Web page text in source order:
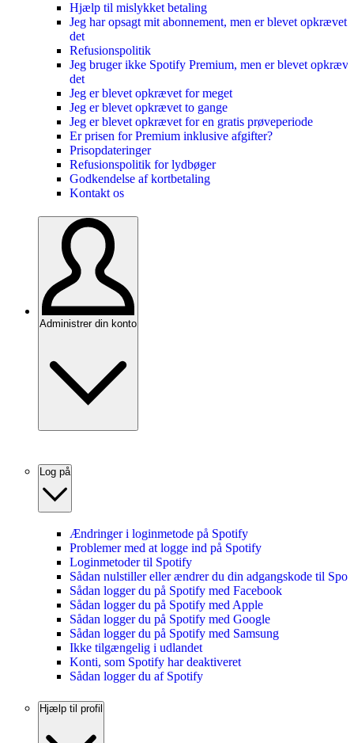
Hjælp til mislykket betaling
Jeg har opsagt mit abonnement, men er blevet opkrævet
det
Refusionspolitik
Jeg bruger ikke Spotify Premium, men er blevet
det
Jeg er blevet opkrævet for meget
Jeg er blevet opkrævet to gange
Jeg er blevet opkrævet for en gratis prøveperiode
Er prisen for Premium inklusive afgifter?
Prisopdateringer
Refusionspolitik for lydbøger
Godkendelse af kortbetaling
Kontakt os
Administrer din konto
Log på
Ændringer i loginmetode på Spotify
Problemer med at logge ind på Spotify
Loginmetoder til Spotify
Sådan nulstiller eller ændrer du din adgangskode til
Sådan logger du på Spotify med Facebook
Sådan logger du på Spotify med Apple
Sådan logger du på Spotify med Google
Sådan logger du på Spotify med Samsung
Ikke tilgængelig i udlandet
Konti, som Spotify har deaktiveret
Sådan logger du af Spotify
Hjælp til profil